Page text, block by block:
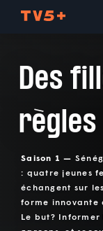
Des
règles
Saison 1 —
: quatre jeunes
échangent sur
forme innovante
Le but?